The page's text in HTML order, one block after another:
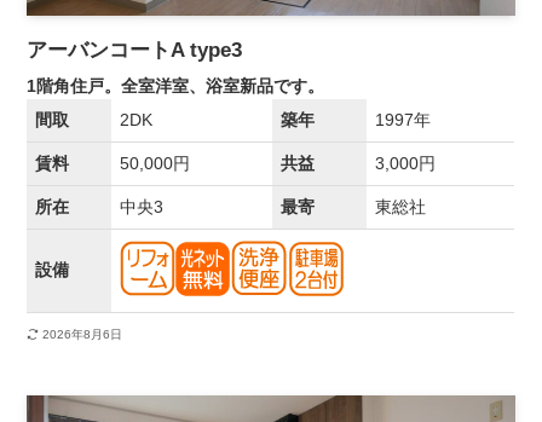
アーバンコートA type3
1階角住戸。全室洋室、浴室新品です。
間取
2DK 築年 1997年
賃料 50,000円 共益 3,000円
所在 中央3 最寄 東総社
設備
2026年8月6日